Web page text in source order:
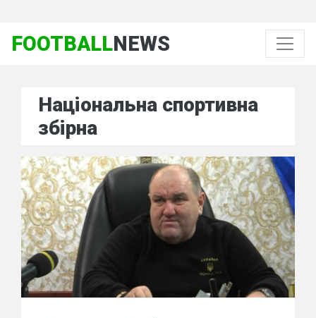
FOOTBALLNEWS
Національна спортивна
збірна